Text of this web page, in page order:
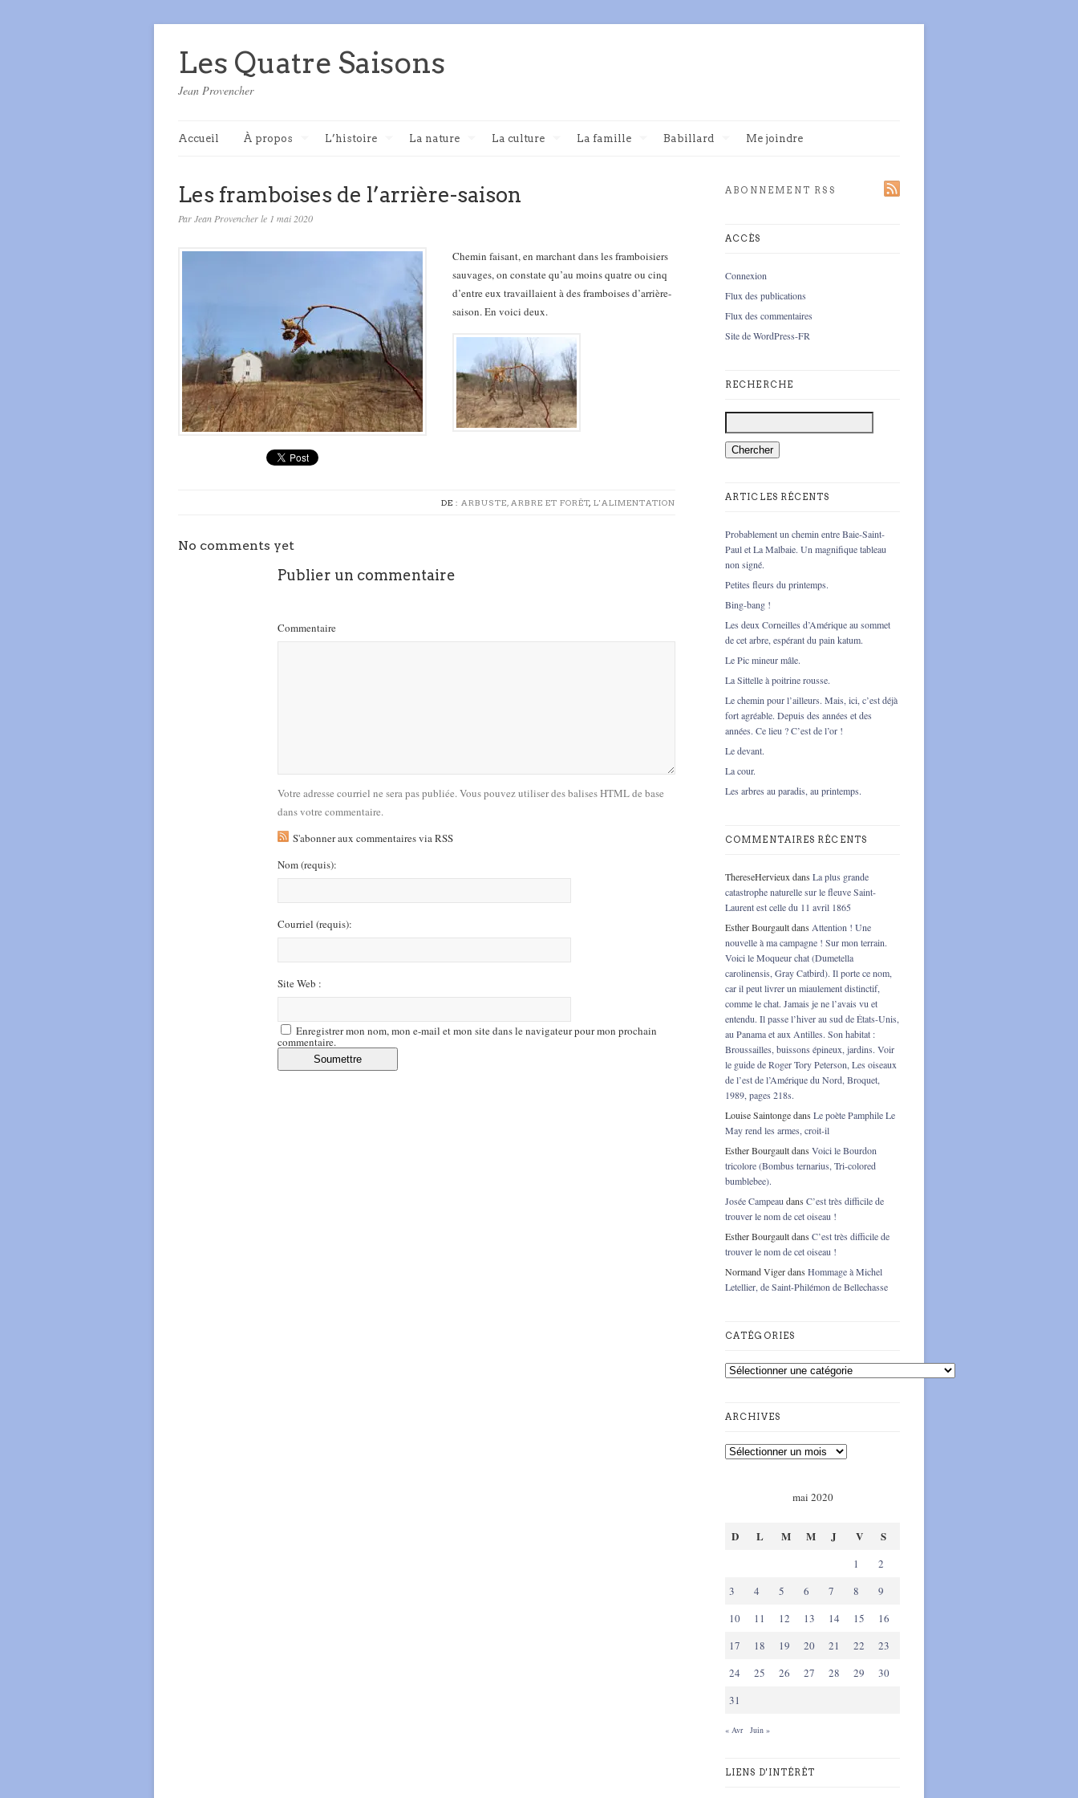
Les Quatre Saisons
Jean Provencher
Accueil À propos L’histoire La nature La culture La famille Babillard Me joindre
Les framboises de l’arrière-saison
Par Jean Provencher le 1 mai 2020
Chemin faisant, en marchant dans les framboisiers
sauvages, on constate qu’au moins quatre ou cinq
d’entre eux travaillaient à des framboises d’arrière-
saison. En voici deux.
DE : ARBUSTE, ARBRE ET FORÊT, L'ALIMENTATION
No comments yet
Publier un commentaire
Commentaire
Votre adresse courriel ne sera pas publiée. Vous pouvez utiliser des balises HTML de base
dans votre commentaire.
S'abonner aux commentaires via RSS
Nom(requis):
Courriel (requis):
Site Web :
Enregistrer mon nom, mon e-mail et mon site dans le navigateur pour mon prochain
commentaire.
ABONNEMENT RSS
ACCÈS
Connexion
Flux des publications
Flux des commentaires
Site de WordPress-FR
RECHERCHE
ARTICLES RÉCENTS
Probablement un chemin entre Baie-Saint-
Paul et La Malbaie. Un magnifique tableau
non signé.
Petites fleurs du printemps.
Bing-bang !
Les deux Corneilles d’Amérique au sommet
de cet arbre, espérant du pain katum.
Le Pic mineur mâle.
La Sittelle à poitrine rousse.
Le chemin pour l’ailleurs. Mais, ici, c’est déjà
fort agréable. Depuis des années et des
années. Ce lieu ? C’est de l’or !
Le devant.
La cour.
Les arbres au paradis, au printemps.
COMMENTAIRES RÉCENTS
ThereseHervieux dans La plus grande
catastrophe naturelle sur le fleuve Saint-
Laurent est celle du 11 avril 1865
Esther Bourgaultdans Attention ! Une
nouvelle à ma campagne ! Sur mon terrain.
Voici le Moqueur chat (Dumetella
carolinensis, Gray Catbird). Il porte ce nom,
car il peut livrer un miaulement distinctif,
comme le chat. Jamais je ne l’avais vu et
entendu. Il passe l’hiver au sud de États-Unis,
au Panama et aux Antilles. Son habitat :
Broussailles, buissons épineux, jardins. Voir
le guide de Roger Tory Peterson, Les oiseaux
de l’est de l’Amérique du Nord, Broquet,
1989, pages 218s.
Louise Saintongedans Le poète Pamphile Le
May rend les armes, croit-il
Esther Bourgaultdans Voici le Bourdon
tricolore (Bombus ternarius, Tri-colored
bumblebee).
Josée Campeau dans C’est très difficile de
trouver le nom de cet oiseau !
Esther Bourgaultdans C’est très difficile de
trouver le nom de cet oiseau !
Normand Vigerdans Hommage à Michel
Letellier, de Saint-Philémon de Bellechasse
CATÉGORIES
ARCHIVES
mai 2020
D L M M J V S
1
2
3
4 5 6 7 8
9
10
11 12 13 14 15
16
17
18 19 20 21 22
23
24
25 26 27 28 29
30
31
« Avr Juin »
LIENS D'INTÉRÊT